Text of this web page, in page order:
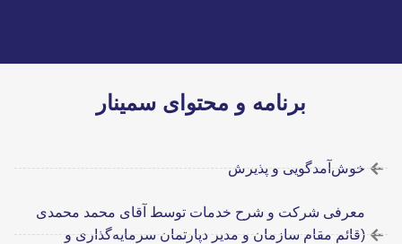
برنامه و محتوای سمینار
خوش‌آمدگویی و پذیرش
معرفی شرکت و شرح خدمات توسط آقای محمد محمدی
(قائم مقام سازمان و مدیر دپارتمان سرمایه‌گذاری و